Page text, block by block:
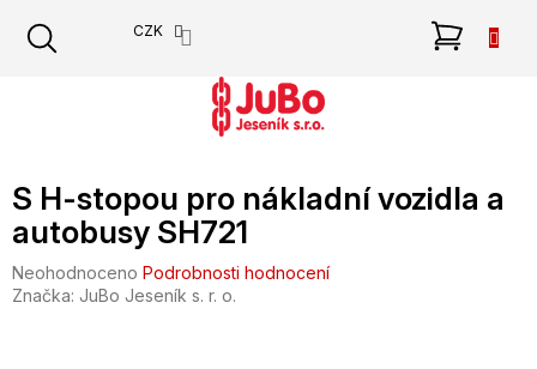
obsah
CZK
S H-stopou pro nákladní vozidla a
autobusy SH721
Průměrné
hodnocení
Neohodnoceno Podrobnosti hodnocení
Značka: JuBo Jeseník s. r. o.